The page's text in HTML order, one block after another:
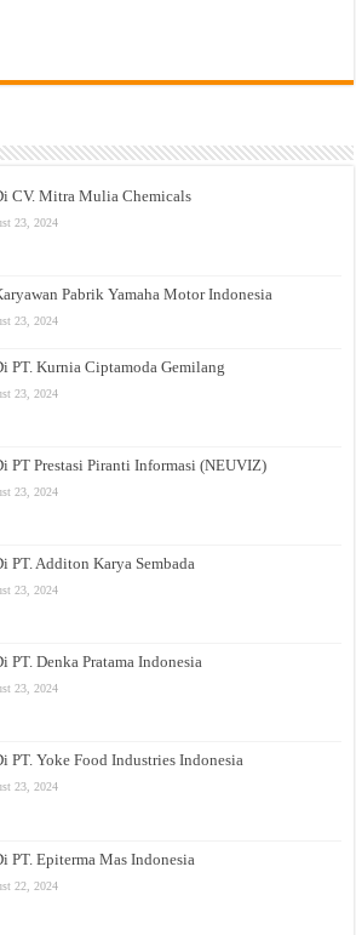
CV. Mitra Mulia Chemicals
23, 2024
Pabrik Yamaha Motor Indonesia
23, 2024
PT. Kurnia Ciptamoda Gemilang
23, 2024
PT Prestasi Piranti Informasi (NEUVIZ)
23, 2024
PT. Additon Karya Sembada
23, 2024
PT. Denka Pratama Indonesia
23, 2024
PT. Yoke Food Industries Indonesia
23, 2024
PT. Epiterma Mas Indonesia
22, 2024